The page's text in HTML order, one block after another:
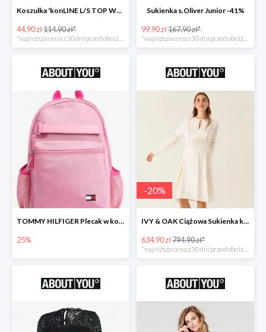
Koszulka 'konLINE L/S TOP WVN' KIDS ONLY -61%
44.90 zł114.90 zł*
Sukienka s.Oliver Junior -41%
99.90 zł167.90 zł*
TOMMY HILFIGER Plecak w kolorze różowym -25%
25%
-20%
IVY & OAK Ciążowa Sukienka koszulowa -20%
634.90 zł794.90 zł*
*najniższa cena z 30 dni przed obniżką